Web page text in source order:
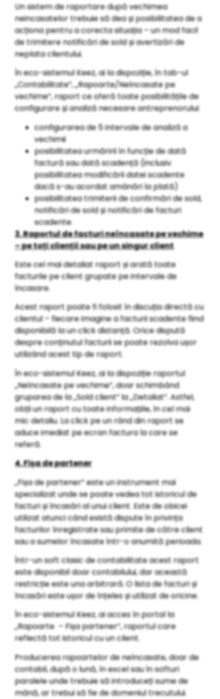
Un sistem de raportare după vechimea
neincasatelor trebuie să dea și posibilitatea de a
acționa pentru a corecta situația – un mod facil
de trimitere notificări de sold și avertizări de
neplata clientului.
În eco-sistemul Keez, ai la dispoziție, în tab-ul
„Contabilitate”, „Rapoarte/Neîncasate pe
vechime”, raport ce oferă toate posibilitățile de
configurare și analiză necesare antreprenorului:
configurarea de 5 intervale de analiză a
vechimii
posibilitatea urmăririi în funcție de dată
factură sau dată scadență (inclusiv
posibilitatea modificării datei scadente
dacă s-au acordat amânări la plată)
posibilitatea trimiterii de confirmări de sold,
notificări de sold și notificări de facturi
scadente.
3. Raportul de facturi neîncasate pe vechime
– pe toți clienții sau pe un singur client
Este cel mai detaliat raport și arată toate
facturile pe client grupate pe intervale de
încasare.
Acest raport poate fi folosit în discuția directă cu
clientul – fiecare imagine a facturii scadente fiind
disponibilă la un click distanță. Orice dispută
despre conținutul facturii se poate rezolva ușor
utilizând acest tip de raport.
În eco-sistemul Keez, ai la dispoziție raportul
„Neîncasate pe vechime”, doar schimbând
gruparea de la „Sold client” la „Detaliat”. Astfel,
obții un raport cu toate informațiile, în cel mai
mic detaliu. La click pe un rând din raport se
aduce imediat pe ecran factura la care se
referă.
4. Fișa de partener
„Fișa de partener” este un instrument mai
specializat unde se poate vedea tot istoricul de
facturi și încasări al unui client. Este de obicei
utilizat atunci când există dispute în privința
facturilor înregistrate sau primite de către client
sau a sumelor încasate într-o anumită perioada.
Într-un soft clasic de contabilitate acest raport
este disponibil doar contabilului, dar această
restricție este una arbitrară. O lista de facturi și
încasări este ușor de înțeles și utilizat de oricine.
În eco-sistemul Keez, ai acces în portal la
„Rapoarte – Fișa partener”, raportul care
reflectă tot istoricul cu un client.
Producerea rapoartelor de neîncasate, doar de
contabil, după o lună, în excel sau în softuri
paralele unde trebuie să introduceți sume de
mână, ar trebui să fie de domeniul trecutului.